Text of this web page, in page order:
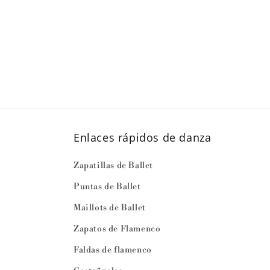
Enlaces rápidos de danza
Zapatillas de Ballet
Puntas de Ballet
Maillots de Ballet
Zapatos de Flamenco
Faldas de flamenco